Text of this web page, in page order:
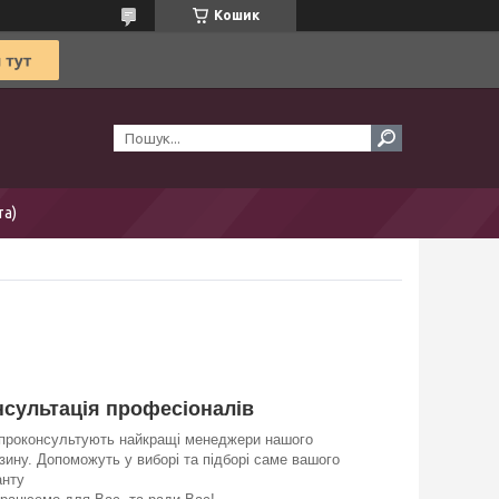
Кошик
професіоналів
найкращі менеджери нашого
Допоможуть у виборі та підборі саме вашого